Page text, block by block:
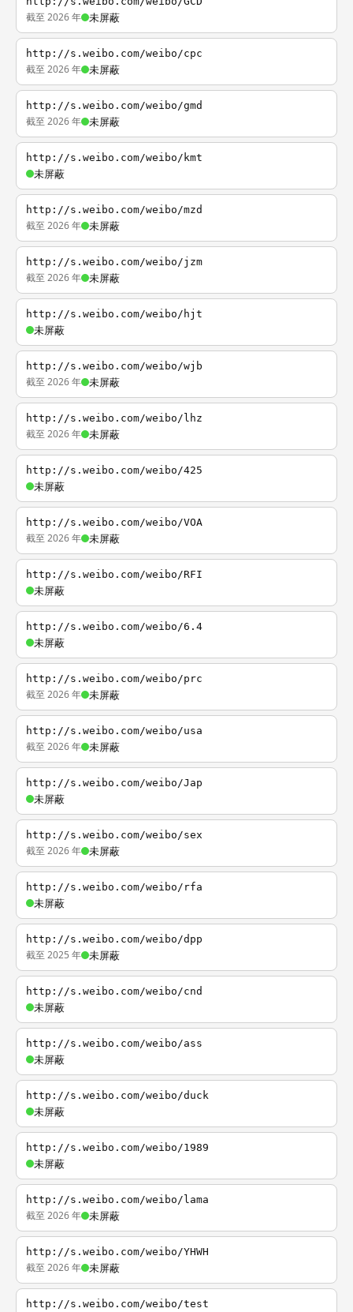
截至 2026 年 未屏蔽
http://s.weibo.com/weibo/cpc
截至 2026 年 未屏蔽
http://s.weibo.com/weibo/gmd
截至 2026 年 未屏蔽
http://s.weibo.com/weibo/kmt
未屏蔽
http://s.weibo.com/weibo/mzd
截至 2026 年 未屏蔽
http://s.weibo.com/weibo/jzm
截至 2026 年 未屏蔽
http://s.weibo.com/weibo/hjt
未屏蔽
http://s.weibo.com/weibo/wjb
截至 2026 年 未屏蔽
http://s.weibo.com/weibo/lhz
截至 2026 年 未屏蔽
http://s.weibo.com/weibo/425
未屏蔽
http://s.weibo.com/weibo/VOA
截至 2026 年 未屏蔽
http://s.weibo.com/weibo/RFI
未屏蔽
http://s.weibo.com/weibo/6.4
未屏蔽
http://s.weibo.com/weibo/prc
截至 2026 年 未屏蔽
http://s.weibo.com/weibo/usa
截至 2026 年 未屏蔽
http://s.weibo.com/weibo/Jap
未屏蔽
http://s.weibo.com/weibo/sex
截至 2026 年 未屏蔽
http://s.weibo.com/weibo/rfa
未屏蔽
http://s.weibo.com/weibo/dpp
截至 2025 年 未屏蔽
http://s.weibo.com/weibo/cnd
未屏蔽
http://s.weibo.com/weibo/ass
未屏蔽
http://s.weibo.com/weibo/duck
未屏蔽
http://s.weibo.com/weibo/1989
未屏蔽
http://s.weibo.com/weibo/lama
截至 2026 年 未屏蔽
http://s.weibo.com/weibo/YHWH
截至 2026 年 未屏蔽
http://s.weibo.com/weibo/test